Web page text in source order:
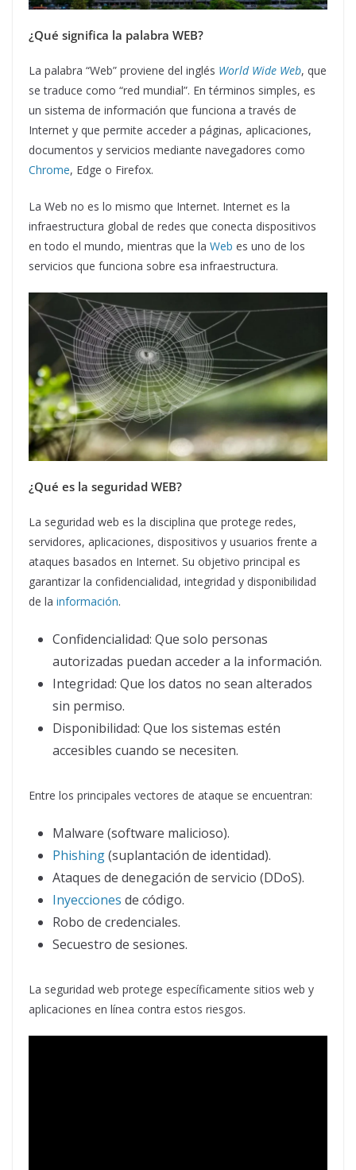
¿Qué significa la palabra WEB?
La palabra “Web” proviene del inglés World Wide Web, que
se traduce como “red mundial”. En términos simples, es
un sistema de información que funciona a través de
Internet y que permite acceder a páginas, aplicaciones,
documentos y servicios mediante navegadores como
Chrome, Edge o Firefox.
La Web no es lo mismo que Internet. Internet es la
infraestructura global de redes que conecta dispositivos
en todo el mundo, mientras que la Web es uno de los
servicios que funciona sobre esa infraestructura.
¿Qué es la seguridad WEB?
La seguridad web es la disciplina que protege redes,
servidores, aplicaciones, dispositivos y usuarios frente a
ataques basados en Internet. Su objetivo principal es
garantizar la confidencialidad, integridad y disponibilidad
de la información.
Confidencialidad: Que solo personas
autorizadas puedan acceder a la información.
Integridad: Que los datos no sean alterados
sin permiso.
Disponibilidad: Que los sistemas estén
accesibles cuando se necesiten.
Entre los principales vectores de ataque se encuentran:
Malware (software malicioso).
Phishing(suplantación de identidad).
Ataques de denegación de servicio (DDoS).
Inyecciones de código.
Robo de credenciales.
Secuestro de sesiones.
La seguridad web protege específicamente sitios web y
aplicaciones en línea contra estos riesgos.